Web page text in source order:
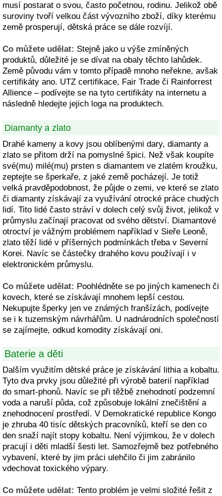
musí postarat o svou, často početnou, rodinu. Jelikož obě
suroviny tvoří velkou část vývozního zboží, díky kterému
země prosperují, dětská práce se dále rozvíjí.
Co můžete udělat: Stejně jako u výše zmíněných
produktů, důležité je se dívat na obaly těchto lahůdek.
Země původu vám v tomto případě mnoho neřekne, avšak
certifikáty ano. UTZ certifikace, Fair Trade či Rainforrest
Allience – podívejte se na tyto certifikáty na internetu a
následně hledejte jejich loga na produktech.
Diamanty a zlato
Drahé kameny a kovy jsou oblíbenými dary, diamanty a
zlato se přitom drží na pomyslné špici. Než však koupíte
své(mu) milé(mu) prsten s diamantem ve zlatém kroužku,
zeptejte se šperkaře, z jaké země pocházejí. Je totiž
velká pravděpodobnost, že půjde o zemi, ve které se zlato
či diamanty získávají za využívání otrocké práce chudých
lidí. Tito lidé často stráví v dolech celý svůj život, jelikož v
průmyslu začínají pracovat od svého dětství. Diamantové
otroctví je vážným problémem například v Sieře Leoně,
zlato těží lidé v příšerných podmínkách třeba v Severní
Korei. Navíc se částečky drahého kovu používají i v
elektronickém průmyslu.
Co můžete udělat: Poohlédněte se po jiných kamenech či
kovech, které se získávají mnohem lepší cestou.
Nekupujte šperky jen ve známých franšízách, podívejte
se i k tuzemským návrhářům. U nadnárodních společností
se zajímejte, odkud komodity získávají oni.
Baterie a děti
Dalším využitím dětské práce je získávání lithia a kobaltu.
Tyto dva prvky jsou důležité při výrobě baterií například
do smart-phonů. Navíc se při těžbě znehodnotí podzemní
voda a naruší půda, což způsobuje lokální znečištění a
znehodnocení prostředí. V Demokratické republice Kongo
je zhruba 40 tisíc dětských pracovníků, kteří se den co
den snaží najít stopy kobaltu. Není výjimkou, že v dolech
pracují i děti mladší šesti let. Samozřejmě bez potřebného
vybavení, které by jim práci ulehčilo či jim zabránilo
vdechovat toxického výpary.
Co můžete udělat: Tento problém je velmi složité řešit z